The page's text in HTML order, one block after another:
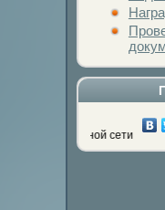
социальной сети